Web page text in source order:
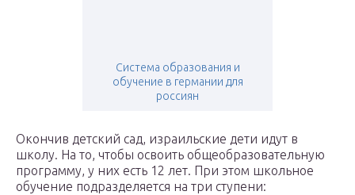
Система образования и
обучение в германии для
россиян
Окончив детский сад, израильские дети идут в
школу. На то, чтобы освоить общеобразовательную
программу, у них есть 12 лет. При этом школьное
обучение подразделяется на три ступени: